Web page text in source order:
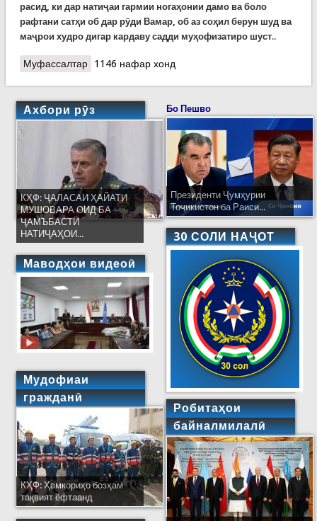
расид, ки дар натиҷаи гармии ногаҳонии дамо ва боло
рафтани сатҳи об дар рӯди Вамар, об аз соҳил берун шуд ва
маҷрои худро дигар кардаву садди муҳофизатиро шуст..
Муфассалтаро Хабарҳои рӯзи 21-уми май. Пайдо кардани ду
1146 нафар хонд
Ахбори рӯз
КҲФ: ҶАЛАСАИ ҲАЙАТИ
МУШОВАРА ОИД БА
ҶАМЪБАСТИ
НАТИҶАҲОИ...
Маводҳои видеоӣ
Мудофиаи
гражданӣ
КҲФ: Ҳамкориҳо бозҳам
тақвият ёфтаанд
Бо Пешво
Президенти Ҷумҳурии
Тоҷикистон ба Раиси...
30 СОЛИ НАҶОТ
Робитаҳои
байналмилалӣ